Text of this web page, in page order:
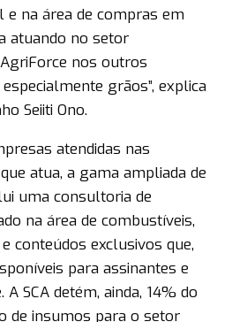
e na área de compras em
atuando no setor
nos outros
grãos”, explica
Seiiti Ono.
atendidas nas
atua, a gama ampliada de
uma consultoria de
na área de combustíveis,
conteúdos exclusivos que,
para assinantes e
SCA detém, ainda, 14% do
de insumos para o setor